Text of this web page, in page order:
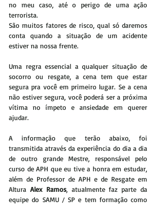
no meu caso, até o perigo de uma ação
terrorista.
São muitos fatores de risco, qual só daremos
conta quando a situação de um acidente
estiver na nossa frente.
Uma regra essencial a qualquer situação de
socorro ou resgate, a cena tem que estar
segura pra você em primeiro lugar. Se a cena
não estiver segura, você poderá ser a próxima
vítima no ímpeto e ansiedade em querer
ajudar.
A informação que terão abaixo, foi
transmitida através da experiência do dia a dia
de outro grande Mestre, responsável pelo
curso de APH que eu tive a honra em estudar,
além de Professor de APH e de Resgate em
Altura Alex Ramos, atualmente faz parte da
equipe do SAMU / SP e tem formação como